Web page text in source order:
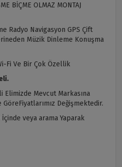
BİÇME OLMAZ MONTAJ
Radyo Navigasyon GPS Çift
Müzik Dinleme Konuşma
Fi Ve Bir Çok Özellik
Elimizde Mevcut Markasına
GöreFiyatlarımız Değişmektedir.
veya arama Yaparak